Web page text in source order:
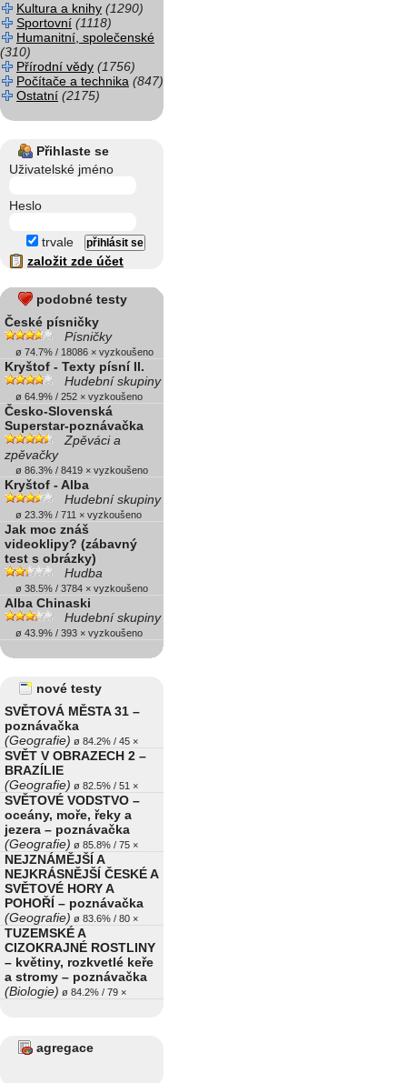
Kultura a knihy (1290)
Sportovní (1118)
Humanitní, společenské
(310)
Přírodní vědy (1756)
Počítače a technika (847)
Ostatní (2175)
Přihlaste se
Uživatelské jméno
Heslo
trvale
založit zde účet
podobné testy
České písničky
Písničky
ø 74.7% / 18086 × vyzkoušeno
Kryštof - Texty písní II.
Hudební skupiny
ø 64.9% / 252 × vyzkoušeno
Česko-Slovenská
Superstar-poznávačka
Zpěváci a
zpěvačky
ø 86.3% / 8419 × vyzkoušeno
Kryštof - Alba
Hudební skupiny
ø 23.3% / 711 × vyzkoušeno
Jak moc znáš
videoklipy? (zábavný
test s obrázky)
Hudba
ø 38.5% / 3784 × vyzkoušeno
Alba Chinaski
Hudební skupiny
ø 43.9% / 393 × vyzkoušeno
nové testy
SVĚTOVÁ MĚSTA 31 –
poznávačka
(Geografie) ø 84.2% / 45 ×
SVĚT V OBRAZECH 2 –
BRAZÍLIE
(Geografie) ø 82.5% / 51 ×
SVĚTOVÉ VODSTVO –
oceány, moře, řeky a
jezera – poznávačka
(Geografie) ø 85.8% / 75 ×
NEJZNÁMĚJŠÍ A
NEJKRÁSNĚJŠÍ ČESKÉ A
SVĚTOVÉ HORY A
POHOŘÍ – poznávačka
(Geografie) ø 83.6% / 80 ×
TUZEMSKÉ A
CIZOKRAJNÉ ROSTLINY
– květiny, rozkvetlé keře
a stromy – poznávačka
(Biologie) ø 84.2% / 79 ×
agregace